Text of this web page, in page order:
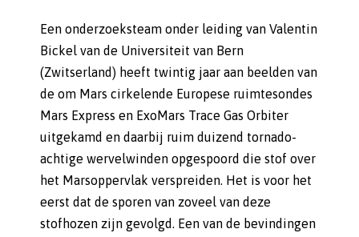
Een onderzoeksteam onder leiding van Valentin
Bickel van de Universiteit van Bern
(Zwitserland) heeft twintig jaar aan beelden van
de om Mars cirkelende Europese ruimtesondes
Mars Express en ExoMars Trace Gas Orbiter
uitgekamd en daarbij ruim duizend tornado-
achtige wervelwinden opgespoord die stof over
het Marsoppervlak verspreiden. Het is voor het
eerst dat de sporen van zoveel van deze
stofhozen zijn gevolgd. Een van de bevindingen